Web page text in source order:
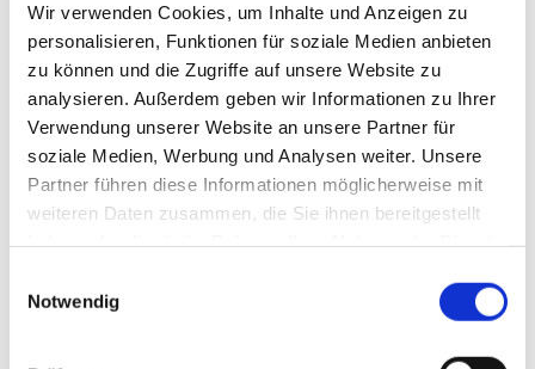
Wir verwenden Cookies, um Inhalte und Anzeigen zu
personalisieren, Funktionen für soziale Medien anbieten
zu können und die Zugriffe auf unsere Website zu
analysieren. Außerdem geben wir Informationen zu Ihrer
Verwendung unserer Website an unsere Partner für
soziale Medien, Werbung und Analysen weiter. Unsere
Partner führen diese Informationen möglicherweise mit
weiteren Daten zusammen, die Sie ihnen bereitgestellt
Notwendig
der THG-Einsparungen verschiedener Betreiber und die Wahl
eines strategischen Verkaufszeitpunkts zur Verbesserung der
Verhandlungsposition. Somit können auch Betreiber teilnehmen,
denen bisher der Zugang zum THG-Markt aufgrund fehlender
Expertise oder geringer Mengen verwehrt blieb.
„Mit unserem THG-Quotenservice schaffen wir eine echte
Entlastung für Wasserstofftankstellenbetreiber – als
Erlöse bei minimalem Aufwand und fördern gleichzeitig den
Ausbau der Wasserstoffinfrastruktur“, sagt Martin Jüngel,